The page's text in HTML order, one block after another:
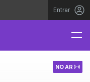
Entrar
NO AR